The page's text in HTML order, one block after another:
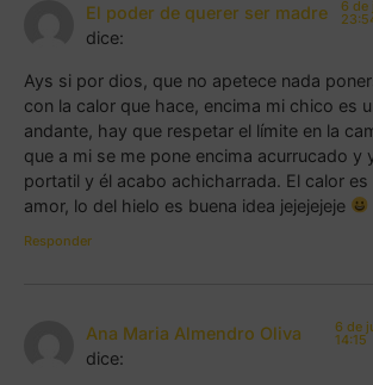
El poder de querer ser madre
dice:
6 de
Ays si por dios, que no apetece nada
con la calor que hace, encima mi chico es
andante, hay que respetar el límite en la
que a mi se me pone encima acurrucado y
portatil y él acabo achicharrada. El calor es
amor, lo del hielo es buena idea jejejejeje
Responder
Ana Maria Almendro Oliva
dice:
6 de
14:15